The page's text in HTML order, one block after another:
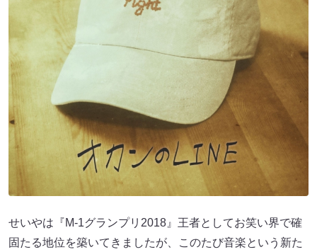
せいやは『M-1グランプリ2018』王者としてお笑い界で確
固たる地位を築いてきましたが、このたび音楽という新た